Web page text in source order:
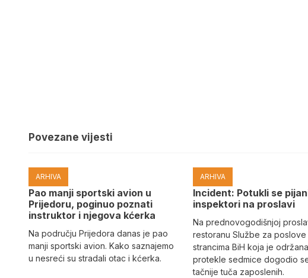
Povezane vijesti
ARHIVA
Pao manji sportski avion u
Prijedoru, poginuo poznati
instruktor i njegova kćerka
Na području Prijedora danas je pao
manji sportski avion. Kako saznajemo
u nesreći su stradali otac i kćerka.
ARHIVA
Incident: Potukli se
inspektori na proslavi
Na prednovogodišnjoj
restoranu Službe za poslove
strancima BiH koja je održana
protekle sedmice dogodio
tačnije tuča zaposlenih.